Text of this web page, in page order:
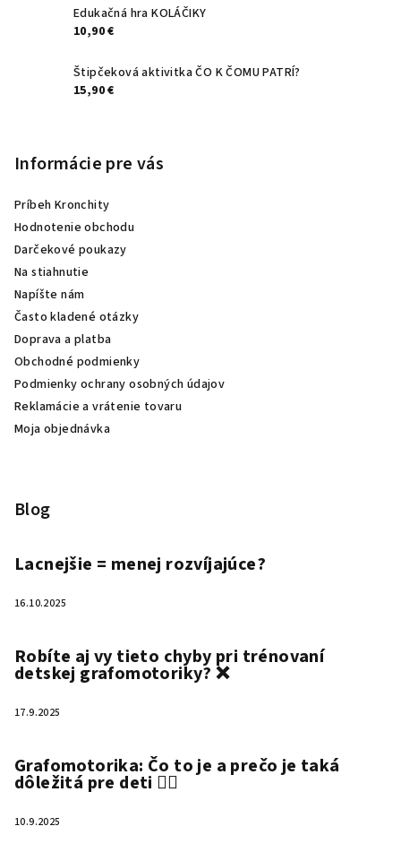
Edukačná hra KOLÁČIKY
10,90 €
Štipčeková aktivitka ČO K ČOMU PATRÍ?
15,90 €
Informácie pre vás
Príbeh Kronchity
Hodnotenie obchodu
Darčekové poukazy
Na stiahnutie
Napíšte nám
Často kladené otázky
Doprava a platba
Obchodné podmienky
Podmienky ochrany osobných údajov
Reklamácie a vrátenie tovaru
Moja objednávka
Blog
Lacnejšie = menej rozvíjajúce?
16.10.2025
Robíte aj vy tieto chyby pri trénovaní
detskej grafomotoriky? ❌
17.9.2025
Grafomotorika: Čo to je a prečo je taká
dôležitá pre deti ✍🏻
10.9.2025